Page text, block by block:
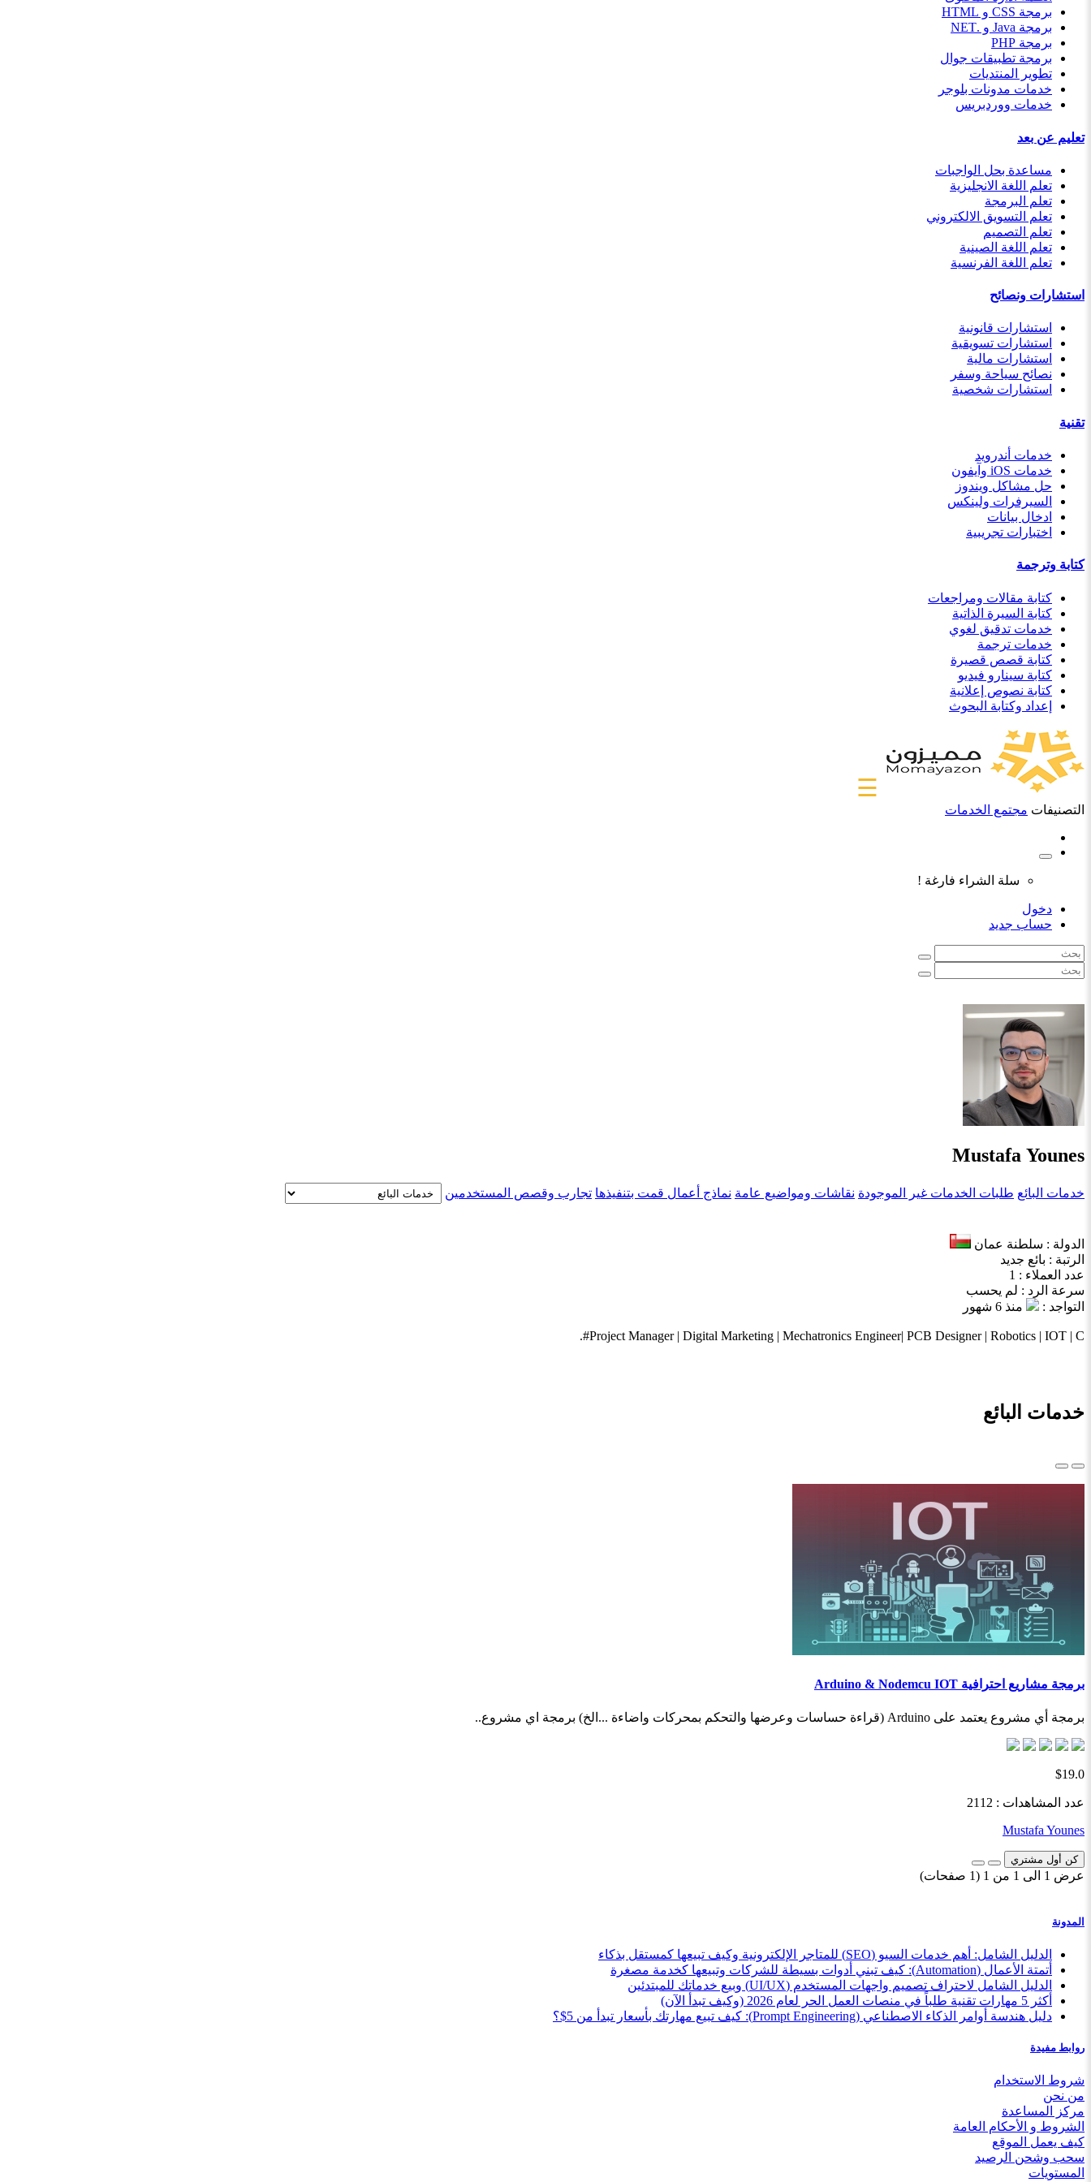
برمجة CSS و HTML
برمجة Java و .NET
برمجة PHP
برمجة تطبيقات جوال
تطوير المنتديات
خدمات مدونات بلوجر
خدمات ووردبريس
تعليم عن بعد
مساعدة بحل الواجبات
تعلم اللغة الانجليزية
تعلم البرمجة
تعلم التسويق الالكتروني
تعلم التصميم
تعلم اللغة الصينية
تعلم اللغة الفرنسية
استشارات ونصائح
استشارات قانونية
استشارات تسويقية
استشارات مالية
نصائح سياحة وسفر
استشارات شخصية
تقنية
خدمات أندرويد
خدمات iOS وآيفون
حل مشاكل ويندوز
السيرفرات ولينكس
ادخال بيانات
اختبارات تجريبية
كتابة وترجمة
كتابة مقالات ومراجعات
كتابة السيرة الذاتية
خدمات تدقيق لغوي
خدمات ترجمة
كتابة قصص قصيرة
كتابة سينارو فيديو
كتابة نصوص إعلانية
إعداد وكتابة البحوث
☰
التصنيفات مجتمع الخدمات
سلة الشراء فارغة !
دخول
حساب جديد
Mustafa Younes
خدمات البائع طلبات الخدمات غير الموجودة نقاشات ومواضيع عامة نماذج أعمال قمت بتنفيذها تجارب وقصص المستخدمين
الدولة : سلطنة عمان
الرتبة : بائع جديد
عدد العملاء : 1
سرعة الرد : لم يحسب
التواجد :
منذ 6 شهور
Project Manager | Digital Marketing | Mechatronics Engineer| PCB Designer | Robotics | IOT | C#.
خدمات البائع
برمجة مشاريع احترافية Arduino & Nodemcu IOT
برمجة أي مشروع يعتمد على Arduino (قراءة حساسات وعرضها والتحكم بمحركات واضاءة ...الخ) برمجة اي مشروع..
$19.0
عدد المشاهدات : 2112
Mustafa Younes
كن أول مشتري
عرض 1 الى 1 من 1 (1 صفحات)
المدونة
الدليل الشامل: أهم خدمات السيو (SEO) للمتاجر الإلكترونية وكيف تبيعها كمستقل بذكاء
أتمتة الأعمال (Automation): كيف تبني أدوات بسيطة للشركات وتبيعها كخدمة مصغرة
الدليل الشامل لاحتراف تصميم واجهات المستخدم (UI/UX) وبيع خدماتك للمبتدئين
أكثر 5 مهارات تقنية طلباً في منصات العمل الحر لعام 2026 (وكيف تبدأ الآن)
دليل هندسة أوامر الذكاء الاصطناعي (Prompt Engineering): كيف تبيع مهارتك بأسعار تبدأ من 5$؟
روابط مفيدة
شروط الاستخدام
من نحن
مركز المساعدة
الشروط و الأحكام العامة
كيف يعمل الموقع
سحب وشحن الرصيد
المستويات